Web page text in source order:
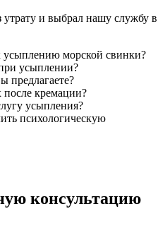
и выбрал нашу службу в
усыплению морской свинки?
усыплении?
предлагаете?
после кремации?
усыпления?
психологическую
консультацию